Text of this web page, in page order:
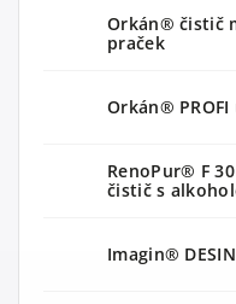
Orkán® čistič
praček
Orkán®
RenoPur® F
čistič s
Imagin®